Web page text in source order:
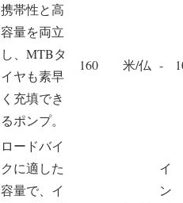
携帯性と高
容量を両立
し、MTBタ
イヤも素早
く充填でき
るポンプ。
160 米/仏 -
ロードバイ
クに適した
容量で、イ
イ
ン